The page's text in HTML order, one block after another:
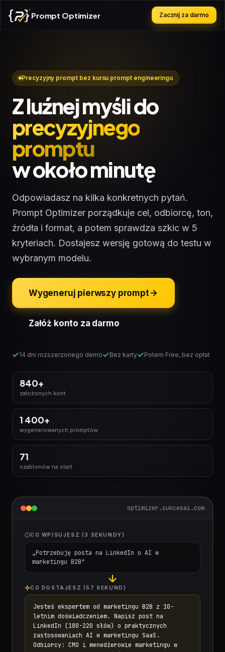
Prompt Optimizer Zacznij za darmo
Precyzyjny prompt bez kursu prompt engineeringu
Z luźnej myśli do
precyzyjnego
promptu
w około minutę
Odpowiadasz na kilka konkretnych pytań.
Prompt Optimizer porządkuje cel, odbiorcę, ton,
źródła i format, a potem sprawdza szkic w 5
kryteriach. Dostajesz wersję gotową do testu w
wybranym modelu.
Wygeneruj pierwszy prompt
Załóż konto za darmo
14 dni rozszerzonego demo Bez karty Potem Free, bez opłat
840+
założonych kont
1 400+
wygenerowanych promptów
71
szablonów na start
optimizer.sukcesai.com
CO WPISUJESZ (3 SEKUNDY)
„Potrzebuję posta na LinkedIn o AI w
marketingu B2B"
CO DOSTAJESZ (57 SEKUND)
Jesteś ekspertem od marketingu B2B z 10-
letnim doświadczeniem. Napisz post na
LinkedIn (180-220 słów) o praktycznych
zastosowaniach AI w marketingu SaaS.
Odbiorcy: CMO i menedżerowie marketingu w